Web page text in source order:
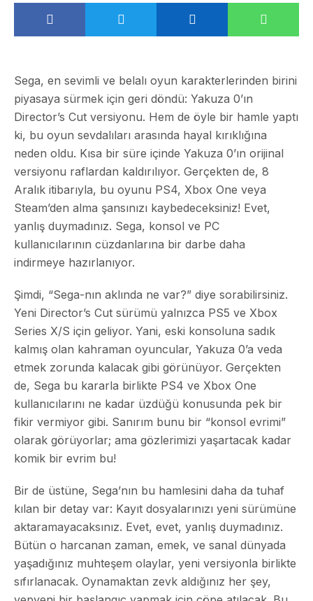
Sega, en sevimli ve belalı oyun karakterlerinden birini
piyasaya sürmek için geri döndü: Yakuza 0’ın
Director’s Cut versiyonu. Hem de öyle bir hamle yaptı
ki, bu oyun sevdalıları arasında hayal kırıklığına
neden oldu. Kısa bir süre içinde Yakuza 0’ın orijinal
versiyonu raflardan kaldırılıyor. Gerçekten de, 8
Aralık itibarıyla, bu oyunu PS4, Xbox One veya
Steam’den alma şansınızı kaybedeceksiniz! Evet,
yanlış duymadınız. Sega, konsol ve PC
kullanıcılarının cüzdanlarına bir darbe daha
indirmeye hazırlanıyor.
Şimdi, “Sega-nın aklında ne var?” diye sorabilirsiniz.
Yeni Director’s Cut sürümü yalnızca PS5 ve Xbox
Series X/S için geliyor. Yani, eski konsoluna sadık
kalmış olan kahraman oyuncular, Yakuza 0’a veda
etmek zorunda kalacak gibi görünüyor. Gerçekten
de, Sega bu kararla birlikte PS4 ve Xbox One
kullanıcılarını ne kadar üzdüğü konusunda pek bir
fikir vermiyor gibi. Sanırım bunu bir “konsol evrimi”
olarak görüyorlar; ama gözlerimizi yaşartacak kadar
komik bir evrim bu!
Bir de üstüne, Sega’nın bu hamlesini daha da tuhaf
kılan bir detay var: Kayıt dosyalarınızı yeni sürümüne
aktaramayacaksınız. Evet, evet, yanlış duymadınız.
Bütün o harcanan zaman, emek, ve sanal dünyada
yaşadığınız muhteşem olaylar, yeni versiyonla birlikte
sıfırlanacak. Oynamaktan zevk aldığınız her şey,